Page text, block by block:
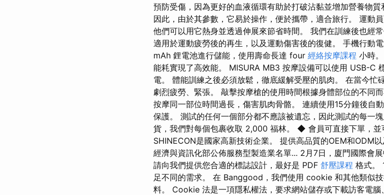
預防受傷，因為更好的血液循環有助於打破沾黏並增加營養物質
因此，由於其參數，它易於操作，便於攜帶，適合旅行。 運動
他們可以用它熱身並透過伸展來節省時間。 我們在訓練後也經
適用於運動疲勞後的再生，以及運動傷害後的復健。 手機行動
mAh 鋰電池進行儲能，使用壽命長達 four 經絡按摩課程 小時
能耗實現了高效能。 MISURA MB3 按摩設備可以使用 USB-C
電。 體能訓練之後必須放鬆，徹底緩解受壓的肌肉。 在當今忙
劇烈疲勞、緊張。 敲擊按摩槍的使用時間根據身體部位的不同
按摩同一部位時間過長，傷害肌肉骨骼。 連續使用15分鐘後自
保護。 測試的任何一個部分都不應該被遺忘，因此測試的每一
貨，我們對每個包裹收取 2,000 福林。 ◆ 會員可直接下單，並
SHINECON是國家高新技術企業。 提供高品質的OEM和ODM
經濟與資訊化部公佈服務型製造業名單... 2月7日，廈門國際會
請向我們提供您合適的標誌設計，最好是 PDF 舒壓課程 格式。
足不同的需求。 在 Banggood，我們使用 cookie 和其他類似
料。 Cookie 法是一項隱私權法，要求網站儲存或下載訪客電腦